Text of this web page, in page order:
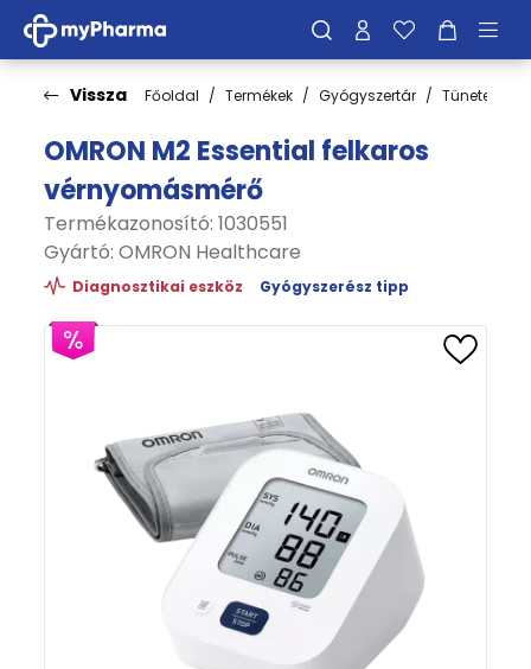
Vissza Főoldal Termékek Gyógyszertár Tünetek
OMRON M2 Essential felkaros
vérnyomásmérő
Termékazonosító: 1030551
Gyártó: OMRON Healthcare
Diagnosztikai eszköz Gyógyszerész tipp